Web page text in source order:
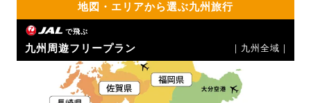
地図・エリアから選ぶ九州旅行
で飛ぶ
九州周遊フリープラン ｜九州全域｜